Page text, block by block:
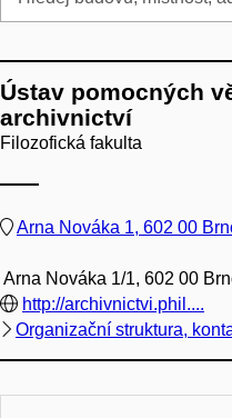
Ústav pomocných
archivnictví
Filozofická fakulta
Arna Nováka 1, 602 00
Arna Nováka 1/1, 602 00
http://archivnictvi.phil....
Organizační struktura,